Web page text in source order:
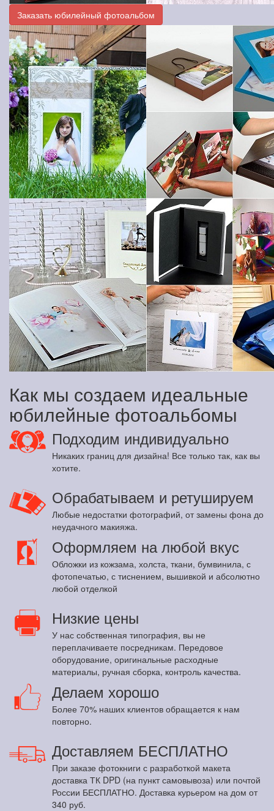
Заказать юбилейный фотоальбом
Как мы создаем идеальные
юбилейные фотоальбомы
Подходим индивидуально
Никаких границ для дизайна! Все только так, как вы
хотите.
Обрабатываем и ретушируем
Любые недостатки фотографий, от замены фона до
неудачного макияжа.
Оформляем на любой вкус
Обложки из кожзама, холста, ткани, бумвинила, с
фотопечатью, с тиснением, вышивкой и абсолютно
любой отделкой
Низкие цены
У нас собственная типография, вы не
переплачиваете посредникам. Передовое
оборудование, оригинальные расходные
материалы, ручная сборка, контроль качества.
Делаем хорошо
Более 70% наших клиентов обращается к нам
повторно.
Доставляем БЕСПЛАТНО
При заказе фотокниги с разработкой макета
доставка ТК DPD (на пункт самовывоза) или почтой
России БЕСПЛАТНО. Доставка курьером на дом от
340 руб.